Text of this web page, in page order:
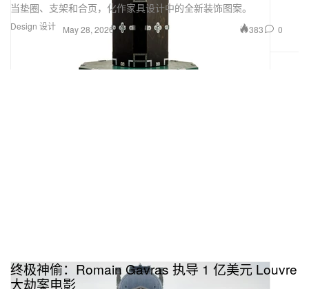
Design 设计
当垫圈、支架和合页，化作家具设计中的全新装饰图案。
May 28, 2026 383 0
终极神偷：Romain Gavras 执导 1 亿美元 Louvre
大劫案电影